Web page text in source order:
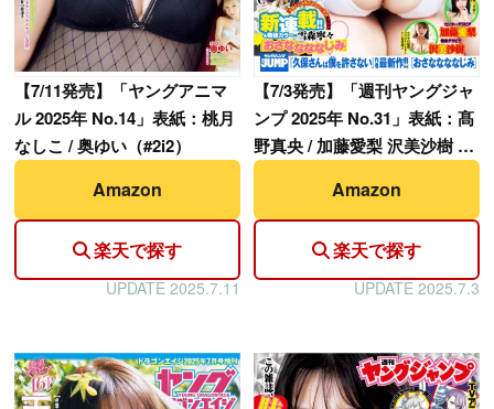
【7/11発売】「ヤングアニマ
ル 2025年 No.14」表紙：桃月
なしこ / 奥ゆい（#2i2）
Amazon
楽天で探す
UPDATE 2025.7.11
【7/3発売】「週刊ヤングジャ
ンプ 2025年 No.31」表紙：髙
野真央 / 加藤愛梨 沢美沙樹 十
味（#2i2）
Amazon
楽天で探す
UPDATE 2025.7.3